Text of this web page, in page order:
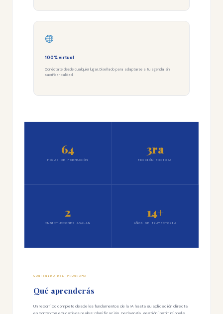
100% virtual
Conéctate desde cualquier lugar. Diseñado para adaptarse a tu agenda sin
sacrificar calidad.
64
HORAS DE FORMACIÓN
3ra
EDICIÓN EXITOSA
2
INSTITUCIONES AVALAN
14+
AÑOS DE TRAYECTORIA
CONTENIDO DEL PROGRAMA
Qué aprenderás
Un recorrido completo desde los fundamentos de la IA hasta su aplicación directa